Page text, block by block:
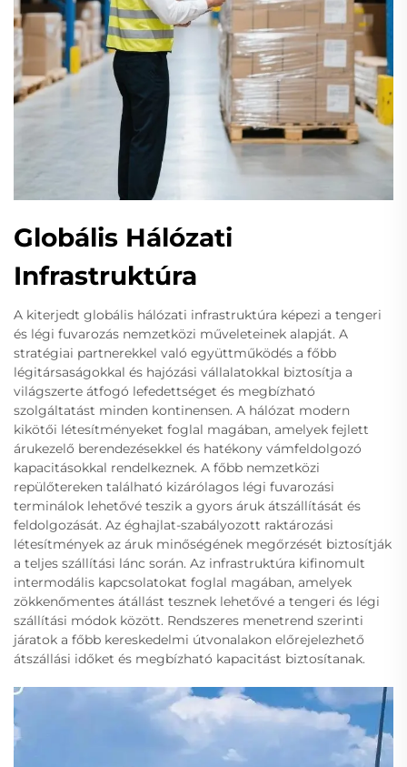
Globális Hálózati
Infrastruktúra
A kiterjedt globális hálózati infrastruktúra képezi a tengeri
és légi fuvarozás nemzetközi műveleteinek alapját. A
stratégiai partnerekkel való együttműködés a főbb
légitársaságokkal és hajózási vállalatokkal biztosítja a
világszerte átfogó lefedettséget és megbízható
szolgáltatást minden kontinensen. A hálózat modern
kikötői létesítményeket foglal magában, amelyek fejlett
árukezelő berendezésekkel és hatékony vámfeldolgozó
kapacitásokkal rendelkeznek. A főbb nemzetközi
repülőtereken található kizárólagos légi fuvarozási
terminálok lehetővé teszik a gyors áruk átszállítását és
feldolgozását. Az éghajlat-szabályozott raktározási
létesítmények az áruk minőségének megőrzését biztosítják
a teljes szállítási lánc során. Az infrastruktúra kifinomult
intermodális kapcsolatokat foglal magában, amelyek
zökkenőmentes átállást tesznek lehetővé a tengeri és légi
szállítási módok között. Rendszeres menetrend szerinti
járatok a főbb kereskedelmi útvonalakon előrejelezhető
átszállási időket és megbízható kapacitást biztosítanak.